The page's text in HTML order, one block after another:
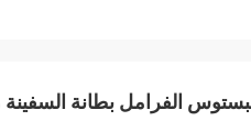
الفرامل بطانة